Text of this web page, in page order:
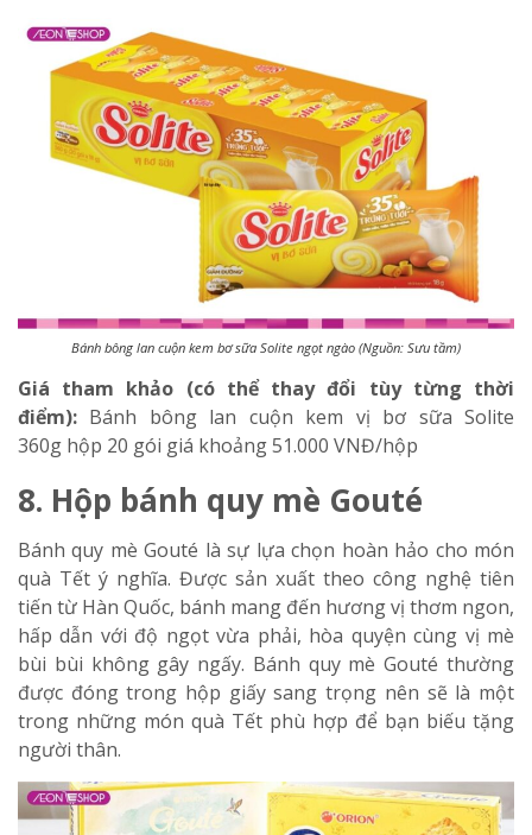
Bánh bông lan cuộn kem bơ sữa Solite ngọt ngào (Nguồn: Sưu tầm)
Giá tham khảo (có thể thay đổi tùy từng thời
điểm): Bánh bông lan cuộn kem vị bơ sữa Solite
360g hộp 20 gói giá khoảng 51.000 VNĐ/hộp
8. Hộp bánh quy mè Gouté
Bánh quy mè Gouté là sự lựa chọn hoàn hảo cho món
quà Tết ý nghĩa. Được sản xuất theo công nghệ tiên
tiến từ Hàn Quốc, bánh mang đến hương vị thơm ngon,
hấp dẫn với độ ngọt vừa phải, hòa quyện cùng vị mè
bùi bùi không gây ngấy. Bánh quy mè Gouté thường
được đóng trong hộp giấy sang trọng nên sẽ là một
trong những món quà Tết phù hợp để bạn biếu tặng
người thân.